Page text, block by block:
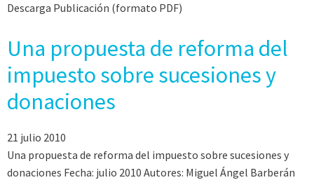
Descarga Publicación (formato PDF)
Una propuesta de reforma del
impuesto sobre sucesiones y
donaciones
21 julio 2010
Una propuesta de reforma del impuesto sobre sucesiones y
donaciones Fecha: julio 2010 Autores: Miguel Ángel Barberán